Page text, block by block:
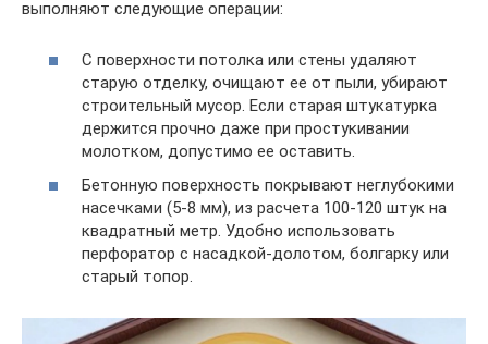
выполняют следующие операции:
С поверхности потолка или стены удаляют
старую отделку, очищают ее от пыли, убирают
строительный мусор. Если старая штукатурка
держится прочно даже при простукивании
молотком, допустимо ее оставить.
Бетонную поверхность покрывают неглубокими
насечками (5-8 мм), из расчета 100-120 штук на
квадратный метр. Удобно использовать
перфоратор с насадкой-долотом, болгарку или
старый топор.